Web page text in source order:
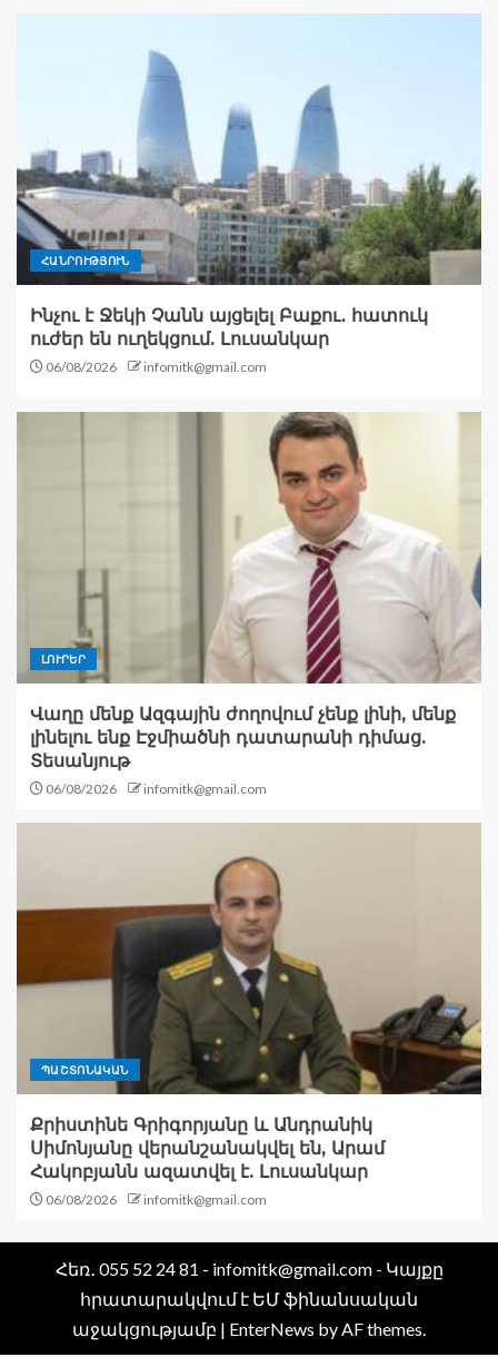
ՀԱՆՐՈՒԹՅՈՒՆ
Ինչու է Ջեկի Չանն այցելել Բաքու․ հատուկ
ուժեր են ուղեկցում. Լուսանկար
06/08/2026 infomitk@gmail.com
ԼՈՒՐԵՐ
Վաղը մենք Ազգային ժողովում չենք լինի, մենք
լինելու ենք Էջմիածնի դատարանի դիմաց.
Տեսանյութ
06/08/2026 infomitk@gmail.com
ՊԱՇՏՈՆԱԿԱՆ
Քրիստինե Գրիգորյանը և Անդրանիկ
Սիմոնյանը վերանշանակվել են, Արամ
Հակոբյանն ազատվել է. Լուսանկար
06/08/2026 infomitk@gmail.com
Հեռ․ 055 52 24 81 - infomitk@gmail.com - Կայքը
հրատարակվում է ԵՄ ֆինանսական
աջակցությամբ | EnterNews by AF themes.